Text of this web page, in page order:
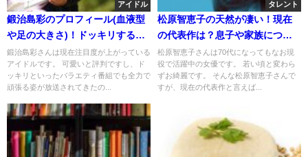
アイドル
鍛治島彩のプロフィール(血液型
や足の大きさ)！ドッキリするほ
ど可愛い！
鍛治島彩さんは現在注目度が上がっている
アイドルです。 可愛いと評判ですし、ド
ッキリといったバラエティ番組でも全力で
頑張る姿が放送されてきたの...
タレント
松原智恵子の天然が凄い！現在
の代表作は？息子や家族につい
て！
松原智恵子さんは70代になってもなお現
役で活躍中の女優です。 若い頃と変わら
ずお綺麗です。 そんな松原智恵子さんで
すが、現在の代表作と言えば...